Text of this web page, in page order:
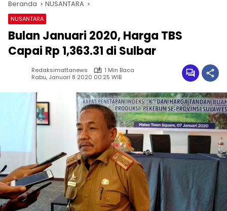
Beranda NUSANTARA
NUSANTARA
Bulan Januari 2020, Harga TBS
Capai Rp 1,363.31 di Sulbar
Redaksimattanews
1 Min Baca
Rabu, Januari 8 2020 00:25 WIB